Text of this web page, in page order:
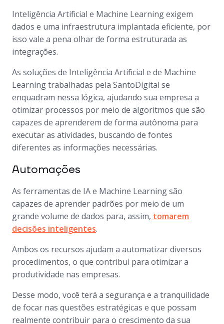
Inteligência Artificial e Machine Learning exigem
dados e uma infraestrutura implantada eficiente, por
isso vale a pena olhar de forma estruturada as
integrações.
As soluções de Inteligência Artificial e de Machine
Learning trabalhadas pela SantoDigital se
enquadram nessa lógica, ajudando sua empresa a
otimizar processos por meio de algoritmos que são
capazes de aprenderem de forma autônoma para
executar as atividades, buscando de fontes
diferentes as informações necessárias.
Automações
As ferramentas de IA e Machine Learning são
capazes de aprender padrões por meio de um
grande volume de dados para, assim, tomarem
decisões inteligentes.
Ambos os recursos ajudam a automatizar diversos
procedimentos, o que contribui para otimizar a
produtividade nas empresas.
Desse modo, você terá a segurança e a tranquilidade
de focar nas questões estratégicas e que possam
realmente contribuir para o crescimento da sua